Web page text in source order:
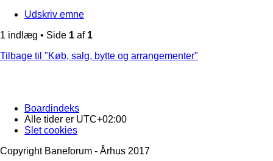
Udskriv emne
1 indlæg • Side 1 af 1
Tilbage til "Køb, salg, bytte og arrangementer"
Boardindeks
Alle tider er UTC+02:00
Slet cookies
Copyright Baneforum - Århus 2017